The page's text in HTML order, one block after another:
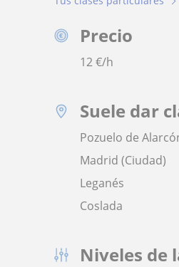
Precio
12€/h
Suele dar
Pozuelo de
Madrid (Ciudad)
Leganés
Coslada
Niveles de